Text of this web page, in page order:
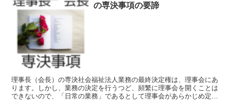
の専決事項の要諦
理事長（会長）の専決社会福祉法人業務の最終決定権は、理事会にあ
ります。しかし、業務の決定を行うつど、頻繁に理事会を開くことは
できないので、「日常の業務」であるとして理事会があらかじめ定め